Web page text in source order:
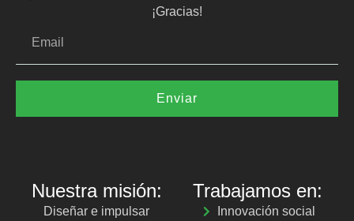
¡Gracias!
Enviar
Nuestra misión:
Diseñar e impulsar
Trabajamos en:
Innovación social